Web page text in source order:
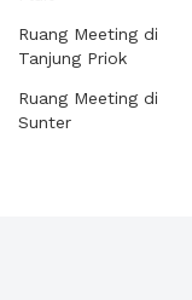
Ruang Meeting di
Tanjung Priok
Ruang Meeting di
Sunter